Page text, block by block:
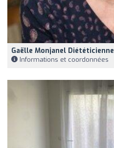
Gaëlle Monjanel Diététicienne
Informations et coordonnées